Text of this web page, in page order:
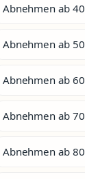
Abnehmen ab 40
Abnehmen ab 50
Abnehmen ab 60
Abnehmen ab 70
Abnehmen ab 80